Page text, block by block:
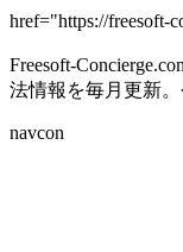
href="https://freesoft-
Freesoft-
法情報を毎月更新。
navcon